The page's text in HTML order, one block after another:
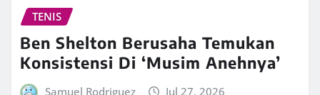
TENIS
Ben Shelton Berusaha Temukan
Konsistensi Di ‘Musim Anehnya’
Samuel Rodriguez Jul 27, 2026